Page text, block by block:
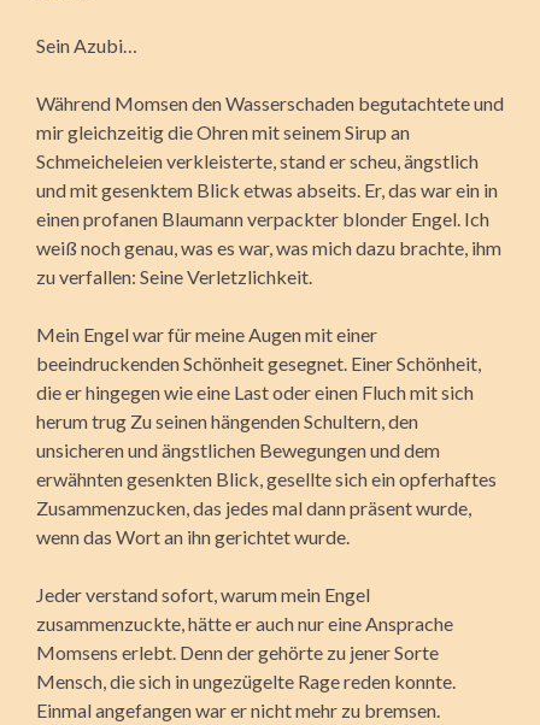
Sein Azubi…
Während Momsen den Wasserschaden begutachtete und
mir gleichzeitig die Ohren mit seinem Sirup an
Schmeicheleien verkleisterte, stand er scheu, ängstlich
und mit gesenktem Blick etwas abseits. Er, das war ein in
einen profanen Blaumann verpackter blonder Engel. Ich
weiß noch genau, was es war, was mich dazu brachte, ihm
zu verfallen: Seine Verletzlichkeit.
Mein Engel war für meine Augen mit einer
beeindruckenden Schönheit gesegnet. Einer Schönheit,
die er hingegen wie eine Last oder einen Fluch mit sich
herum trug Zu seinen hängenden Schultern, den
unsicheren und ängstlichen Bewegungen und dem
erwähnten gesenkten Blick, gesellte sich ein opferhaftes
Zusammenzucken, das jedes mal dann präsent wurde,
wenn das Wort an ihn gerichtet wurde.
Jeder verstand sofort, warum mein Engel
zusammenzuckte, hätte er auch nur eine Ansprache
Momsens erlebt. Denn der gehörte zu jener Sorte
Mensch, die sich in ungezügelte Rage reden konnte.
Einmal angefangen war er nicht mehr zu bremsen.